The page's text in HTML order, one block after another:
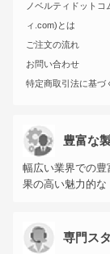
ノベルティドットコ
ィ.com)とは
ご注文の流れ
お問い合わせ
特定商取引法に基づ
豊富な
幅広い業界での
果の高い魅力的な
専門ス